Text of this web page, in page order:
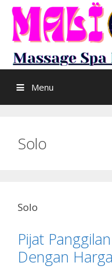
Skip
content
Menu
Solo
Solo
Pijat
Dengan